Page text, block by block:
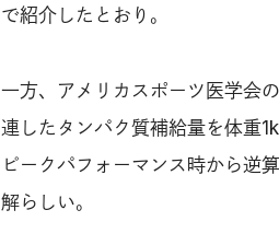
で紹介したとおり。
一方、アメリカスポーツ医学会
連したタンパク質補給量を体重
ピークパフォーマンス時から逆
解らしい。